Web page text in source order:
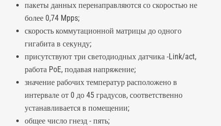
пакеты данных перенаправляются со скоростью не
более 0,74 Mpps;
скорость коммутационной матрицы до одного
гигабита в секунду;
присутствуют три светодиодных датчика -Link/act,
работа PoE, подавая напряжение;
значение рабочих температур расположено в
интервале от 0 до 45 градусов, соответственно
устанавливается в помещении;
общее число гнезд - пять;